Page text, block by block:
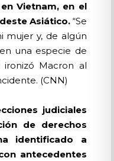
Vietnam, en el
Asiático.“Se
mujer y, de algún
una especie de
ironizó Macron al
(CNN)
judiciales
de derechos
identificado a
antecedentes